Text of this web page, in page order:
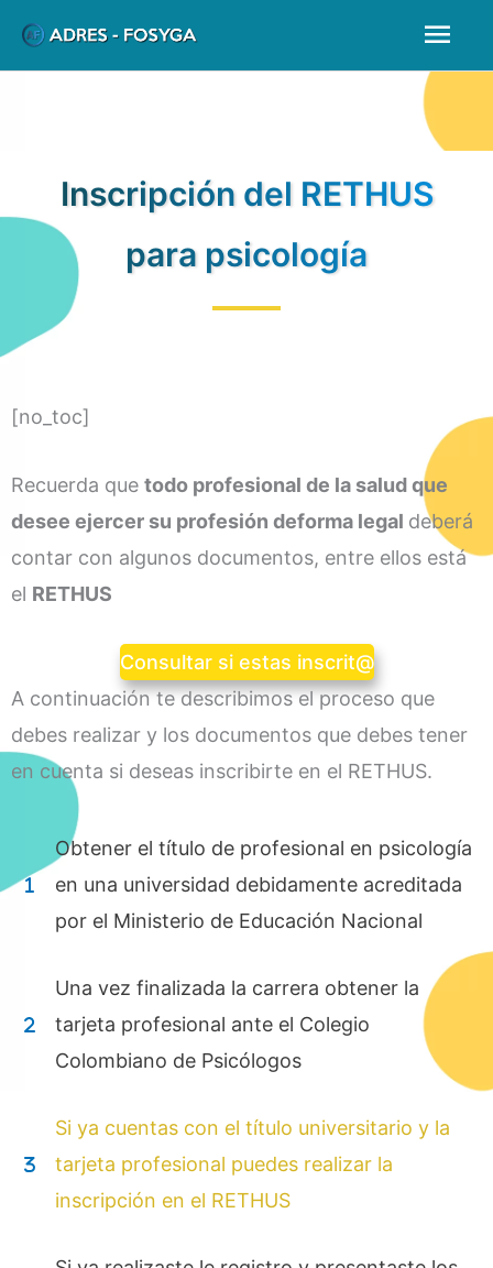
Inscripción del RETHUS
para psicología
[no_toc]
Recuerda que todo profesional de la salud que
desee ejercer su profesión deforma legal deberá
contar con algunos documentos, entre ellos está
el RETHUS
Consultar si estas inscrit@
A continuación te describimos el proceso que
debes realizar y los documentos que debes tener
en cuenta si deseas inscribirte en el RETHUS.
Obtener el título de profesional en psicología
en una universidad debidamente acreditada
por el Ministerio de Educación Nacional
Una vez finalizada la carrera obtener la
tarjeta profesional ante el Colegio
Colombiano de Psicólogos
Si ya cuentas con el título universitario y la
tarjeta profesional puedes realizar la
inscripción en el RETHUS